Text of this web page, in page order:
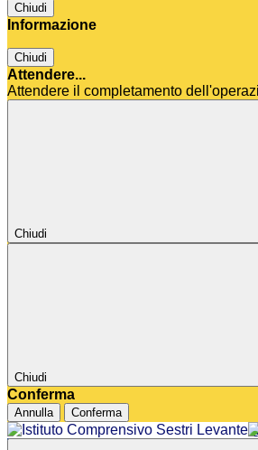
Chiudi
Informazione
Chiudi
Attendere...
Attendere il completamento
Chiudi
Chiudi
Conferma
Annulla Conferma